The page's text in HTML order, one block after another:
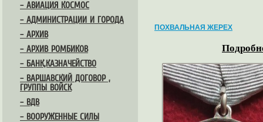
– АВИАЦИЯ КОСМОС
– АДМИНИСТРАЦИИ И ГОРОДА
– АРХИВ
– АРХИВ РОМБИКОВ
– БАНК,КАЗНАЧЕЙСТВО
– ВАРШАВСКИЙ ДОГОВОР ,
ГРУППЫ ВОЙСК
– ВДВ
– ВООРУЖЕННЫЕ СИЛЫ
ПОХВАЛЬНАЯ ЖЕРЕХ